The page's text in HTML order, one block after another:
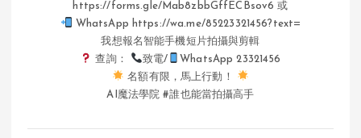
https://forms.gle/Mab8zbbGffECBsov6 或
WhatsApp https://wa.me/85223321456?text=
我想報名智能手機短片拍攝與剪輯
查詢：
致電/
WhatsApp 23321456
名額有限，馬上行動！
AI魔法學院 #誰也能當拍攝高手